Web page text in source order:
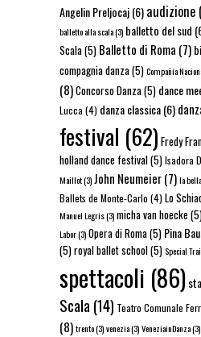
Angelin Preljocaj(6)audizione
balletto alla scala(3) balletto del sud
Scala(5) Balletto di Roma (7)
compagnia danza(5)Compañía
(8)Concorso Danza(5) dance
Lucca(4) danza classica(6)
festival (62) Fredy
holland dance festival(5)Isadora
Maillot(3)John Neumeier(7)la
Ballets de Monte-Carlo (4) Lo
Manuel Legris(3)micha van hoecke
Labor(3)Opera di Roma(5) Pina
(5)royal ballet school(5)Special
spettacoli (86)
Scala (14) Teatro Comunale
(8)trento(3)venezia(3)VeneziainDanza(3)